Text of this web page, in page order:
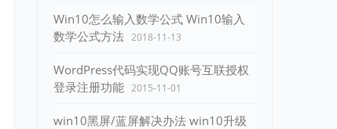
Win10怎么输入数学公式 Win10输入
数学公式方法 2018-11-13
WordPress代码实现QQ账号互联授权
登录注册功能 2015-11-01
win10黑屏/蓝屏解决办法 win10升级